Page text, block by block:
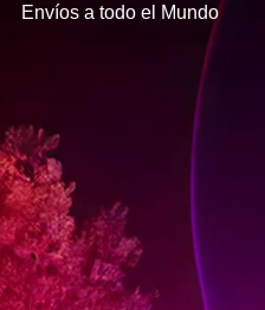
Envíos a todo el Mundo